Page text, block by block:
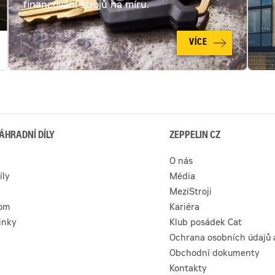
technické
stránce
totožné
novým
stroj
nevykazuje
plně
pro
financování strojů na míru.
VÍCE
DÍLY ZEPPELIN CZ
O nás
Média
MeziStroji
Kariéra
Klub posádek Cat
Ochrana osobních údajů
Obchodní dokumenty
Kontakty